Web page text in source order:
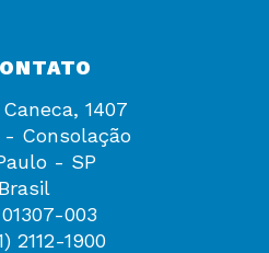
1407
- Consolação
- SP
Brasil
003
2112-1900